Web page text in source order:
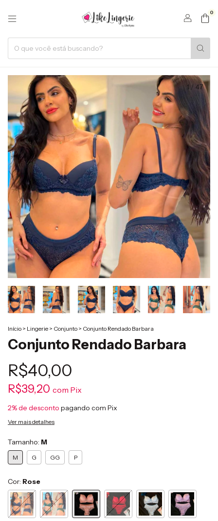
0
1 / 47
Início > Lingerie > Conjunto > Conjunto Rendado Barbara
Conjunto Rendado Barbara
R$40,00
R$39,20 com Pix
2% de desconto pagando com Pix
Ver mais detalhes
Tamanho: M
M G GG P
Cor: Rose